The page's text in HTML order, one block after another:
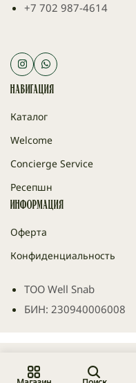
+7 702 987-4614
Навигация
Каталог
Welcome
Concierge Service
Ресепшн
Информация
Оферта
Конфиденциальность
ТОО Well Snab
БИН: 230940006008
© 2026 Happy